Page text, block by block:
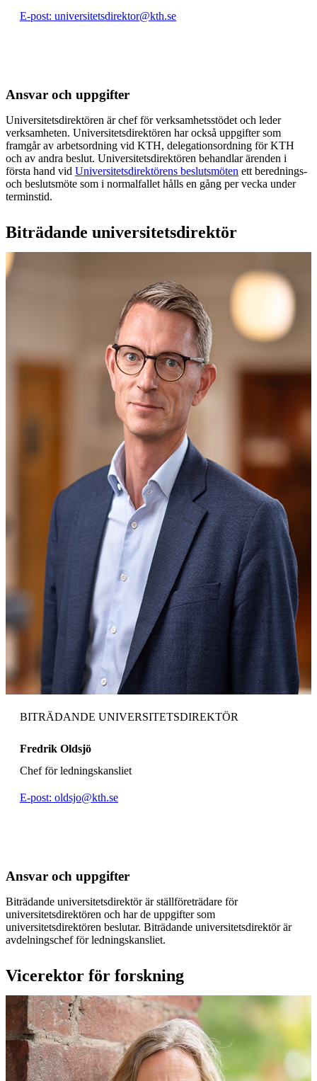
E-post: universitetsdirektor@kth.se
Ansvar och uppgifter
Universitetsdirektören är chef för verksamhetsstödet och leder
verksamheten. Universitetsdirektören har också uppgifter som
framgår av arbetsordning vid KTH, delegationsordning för KTH
och av andra beslut. Universitetsdirektören behandlar ärenden i
första hand vid Universitetsdirektörens beslutsmöten ett berednings-
och beslutsmöte som i normalfallet hålls en gång per vecka under
terminstid.
Biträdande universitetsdirektör
BITRÄDANDE UNIVERSITETSDIREKTÖR
Fredrik Oldsjö
Chef för ledningskansliet
E-post: oldsjo@kth.se
Ansvar och uppgifter
Biträdande universitetsdirektör är ställföreträdare för
universitetsdirektören och har de uppgifter som
universitetsdirektören beslutar. Biträdande universitetsdirektör är
avdelningschef för ledningskansliet.
Vicerektor för forskning